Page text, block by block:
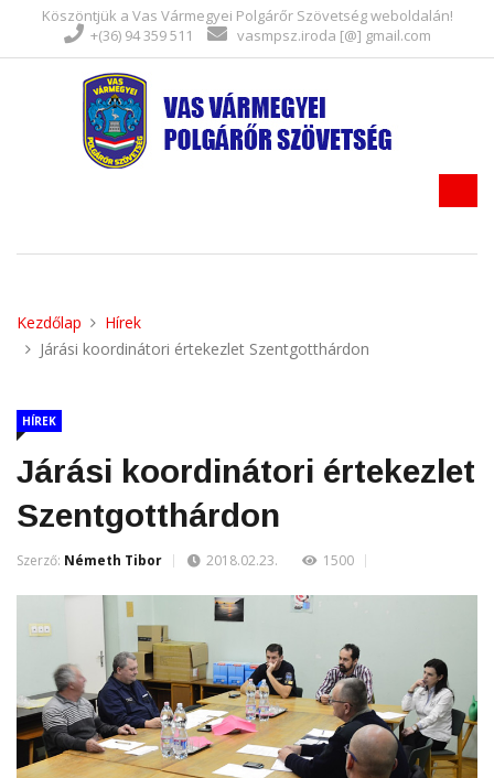
Köszöntjük a Vas Vármegyei Polgárőr Szövetség weboldalán!
+(36) 94 359 511
vasmpsz.iroda [@] gmail.com
Kezdőlap
Hírek
Járási koordinátori értekezlet Szentgotthárdon
HÍREK
Járási koordinátori értekezlet
Szentgotthárdon
Szerző: Németh Tibor 2018.02.23. 1500